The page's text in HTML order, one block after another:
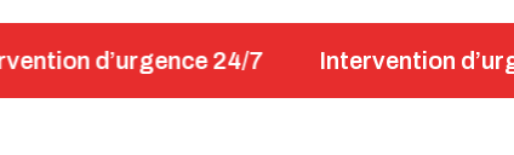
24/7 Intervention d’urgence